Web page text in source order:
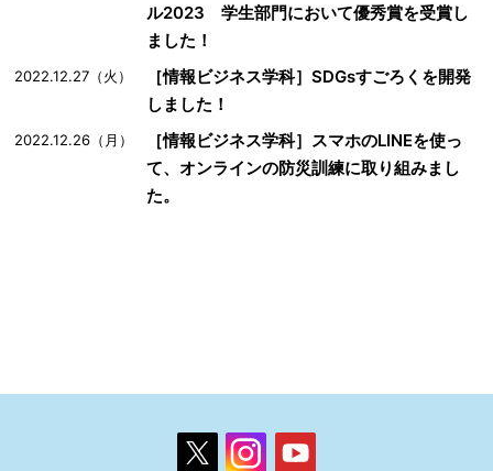
ル2023 学生部門において優秀賞を受賞し
ました！
2022.12.27（火）
［情報ビジネス学科］SDGsすごろくを開発
しました！
2022.12.26（月）
［情報ビジネス学科］スマホのLINEを使っ
て、オンラインの防災訓練に取り組みまし
た。